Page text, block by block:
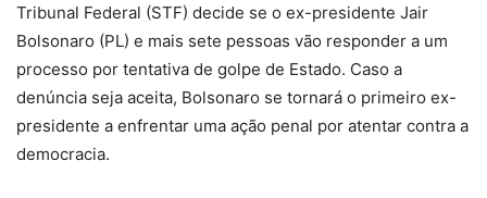
Tribunal Federal (STF) decide se o ex-presidente Jair
Bolsonaro (PL) e mais sete pessoas vão responder a um
processo por tentativa de golpe de Estado. Caso a
denúncia seja aceita, Bolsonaro se tornará o primeiro ex-
presidente a enfrentar uma ação penal por atentar contra a
democracia.